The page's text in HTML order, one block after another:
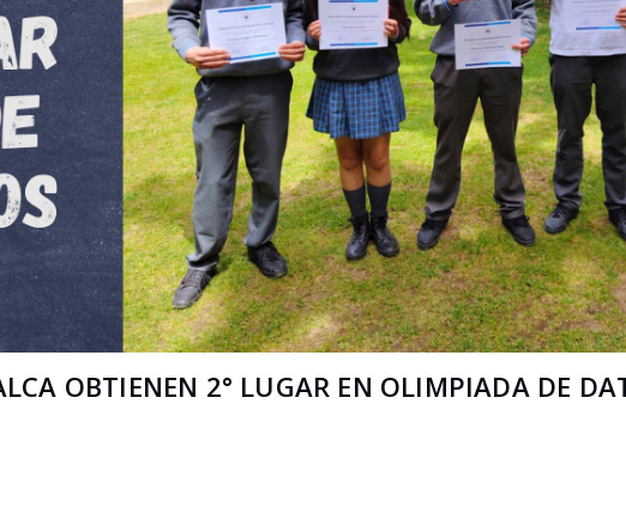
OBTIENEN 2° LUGAR EN OLIMPIADA DE